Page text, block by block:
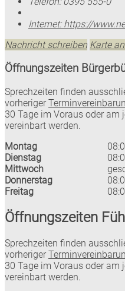
Internet: https://
Nachricht schreiben Karte
Öffnungszeiten
Sprechzeiten finden
vorheriger
30 Tage im Voraus oder am
vereinbart werden.
Montag
Dienstag
Mittwoch
Donnerstag
Freitag
Öffnungszeiten
Sprechzeiten finden
vorheriger
30 Tage im Voraus oder am
vereinbart werden.